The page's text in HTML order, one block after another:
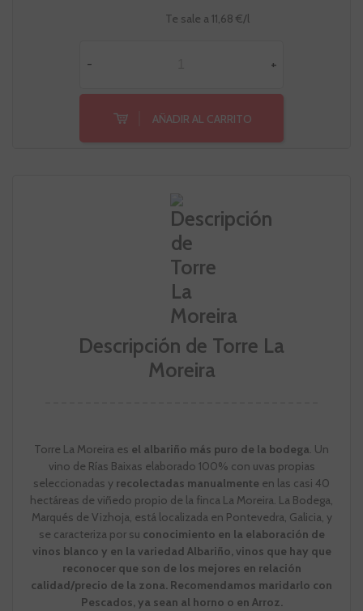
Te sale a 11,68 €/l
- +
AÑADIR AL CARRITO
Descripción de Torre La
Moreira
Torre La Moreira es el albariño más puro de la bodega. Un
vino de Rías Baixas elaborado 100% con uvas propias
seleccionadas y recolectadas manualmente en las casi 40
hectáreas de viñedo propio de la finca La Moreira. La Bodega,
Marqués de Vizhoja, está localizada en Pontevedra, Galicia, y
se caracteriza por su conocimiento en la elaboración de
vinos blanco y en la variedad Albariño, vinos que hay que
reconocer que son de los mejores en relación
calidad/precio de la zona. Recomendamos maridarlo con
Pescados, ya sean al horno o en Arroz.